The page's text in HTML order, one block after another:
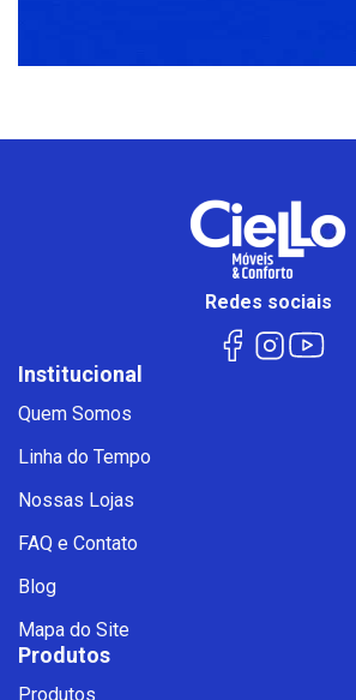
Redes sociais
Institucional
Quem Somos
Linha do Tempo
Nossas Lojas
FAQ e Contato
Blog
Mapa do Site
Produtos
Produtos